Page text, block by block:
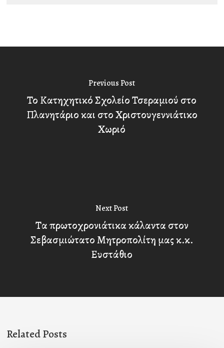
Previous Post
Το Κατηχητικό Σχολείο Τσεραμιού στο
Πλανητάριο και στο Χριστουγεννιάτικο
Χωριό
Next Post
Τα πρωτοχρονιάτικα κάλαντα στον
Σεβασμιώτατο Μητροπολίτη μας κ.κ.
Ευστάθιο
Related Posts